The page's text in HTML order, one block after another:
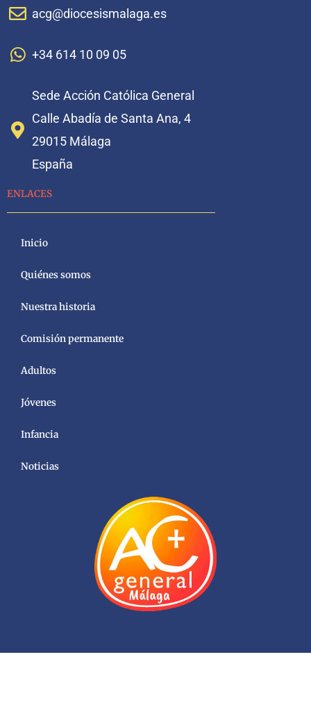
acg@diocesismalaga.es
+34 614 10 09 05
Sede Acción Católica General
Calle Abadía de Santa Ana, 4
29015 Málaga
España
ENLACES
Inicio
Quiénes somos
Nuestra historia
Comisión permanente
Adultos
Jóvenes
Infancia
Noticias